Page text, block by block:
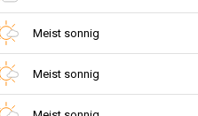
Meist sonnig
Meist sonnig